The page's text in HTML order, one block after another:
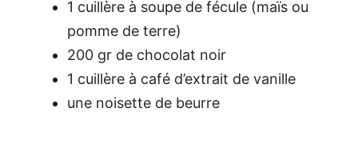
1 cuillère à soupe de fécule (maïs ou
pomme de terre)
200 gr de chocolat noir
1 cuillère à café d’extrait de vanille
une noisette de beurre